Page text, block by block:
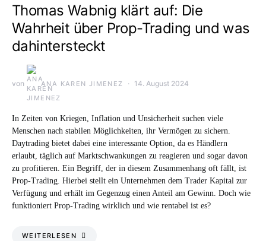
Thomas Wabnig klärt auf: Die
Wahrheit über Prop-Trading und was
dahintersteckt
von ANA KAREN JIMENEZ 14. August 2024
In Zeiten von Kriegen, Inflation und Unsicherheit suchen viele
Menschen nach stabilen Möglichkeiten, ihr Vermögen zu sichern.
Daytrading bietet dabei eine interessante Option, da es Händlern
erlaubt, täglich auf Marktschwankungen zu reagieren und sogar davon
zu profitieren. Ein Begriff, der in diesem Zusammenhang oft fällt, ist
Prop-Trading. Hierbei stellt ein Unternehmen dem Trader Kapital zur
Verfügung und erhält im Gegenzug einen Anteil am Gewinn. Doch wie
funktioniert Prop-Trading wirklich und wie rentabel ist es?
WEITERLESEN